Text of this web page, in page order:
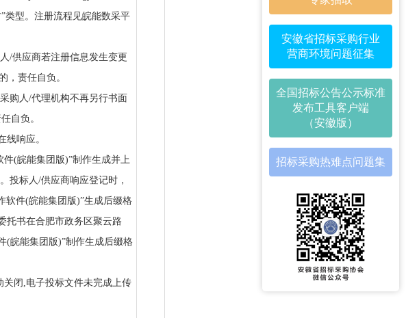
安徽省招标采购行业
营商环境问题征集
全国招标公告公示标准
发布工具客户端
（安徽版）
招标采购热难点问题集
类型。注册流程见皖能数采平
/供应商若注册信息发生变更
，责任自负。
购人/代理机构不再另行书面
自负。
线响应。
件(皖能集团版)”制作生成并上
投标人/供应商响应登记时，
软件(皖能集团版)”生成后缀格
托书在合肥市政务区聚云路
(皖能集团版)”制作生成后缀格
关闭,电子投标文件未完成上传